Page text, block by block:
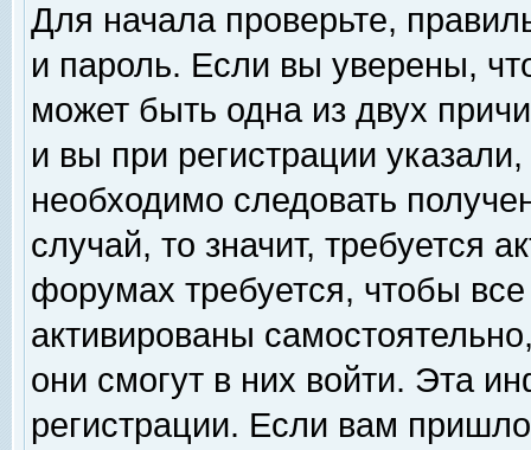
Для начала проверьте,
и пароль. Если вы уверены,
может быть одна из двух
и вы при регистрации
необходимо следовать
случай, то значит, требуется
форумах требуется, чтобы
активированы
они смогут в них войти. Эта
регистрации. Если вам